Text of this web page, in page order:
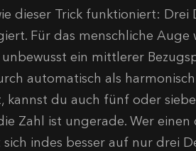
dieser Trick funktioniert: Drei
Für das menschliche Auge
ein mittlerer
automatisch als
kannst du auch fünf oder
Zahl ist ungerade. Wer
indes besser auf nur drei